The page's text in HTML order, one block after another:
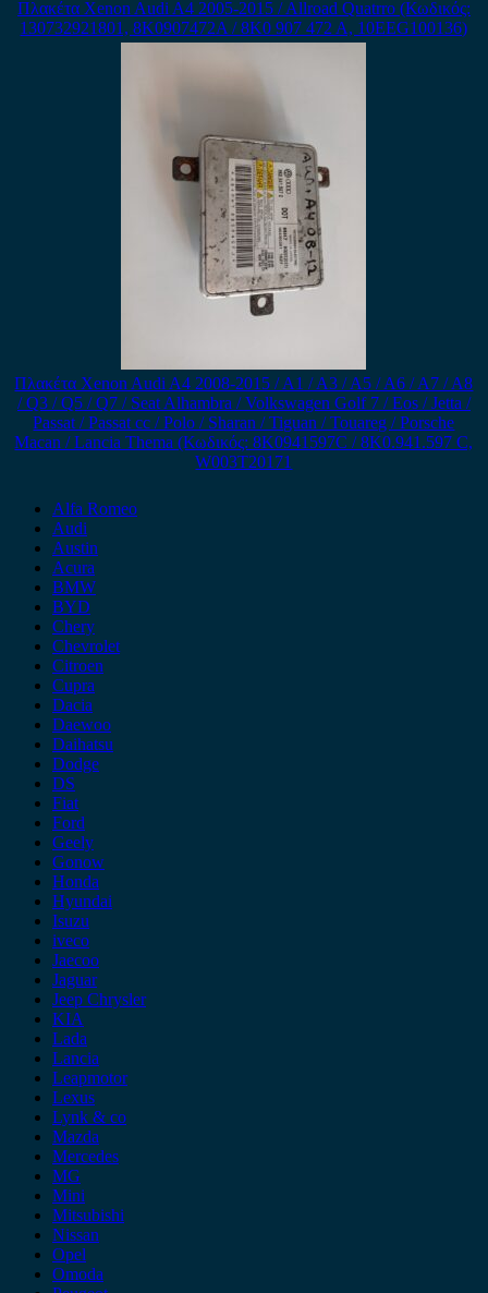
Πλακέτα Xenon Audi A4 2005-2015 / Allroad Quatrro (Κωδικός:
130732921801, 8K0907472A / 8K0 907 472 A, 10EEG100136)
Πλακέτα Xenon Audi A4 2008-2015 / A1 / A3 / A5 / A6 / A7 / A8
/ Q3 / Q5 / Q7 / Seat Alhambra / Volkswagen Golf 7 / Eos / Jetta /
Passat / Passat cc / Polo / Sharan / Tiguan / Touareg / Porsche
Macan / Lancia Thema (Κωδικός: 8K0941597C / 8K0.941.597 C,
W003T20171
Alfa Romeo
Audi
Austin
Acura
BMW
BYD
Chery
Chevrolet
Citroen
Cupra
Dacia
Daewoo
Daihatsu
Dodge
DS
Fiat
Ford
Geely
Gonow
Honda
Hyundai
Isuzu
iveco
Jaecoo
Jaguar
Jeep Chrysler
KIA
Lada
Lancia
Leapmotor
Lexus
Lynk & co
Mazda
Mercedes
MG
Mini
Mitsubishi
Nissan
Opel
Omoda